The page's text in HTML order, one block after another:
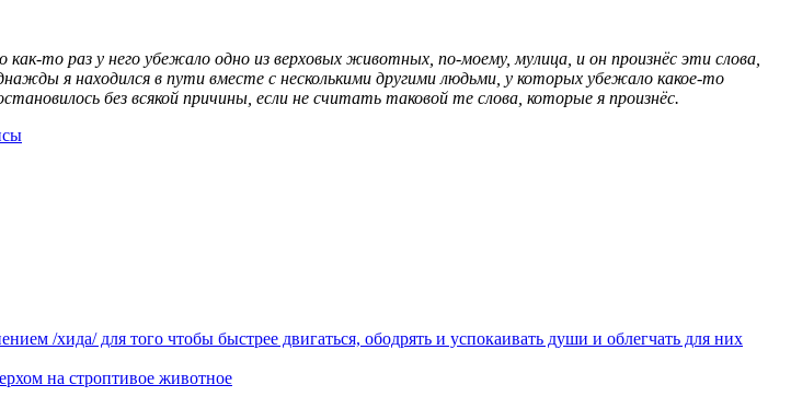
то раз у него убежало одно из верховых животных, по-моему, мулица, и он произнёс эти слова,
я находился в пути вместе с несколькими другими людьми, у которых убежало какое-то
без всякой причины, если не считать таковой те слова, которые я произнёс.
/хида/ для того чтобы быстрее двигаться, ободрять и успокаивать души и облегчать для них
на строптивое животное